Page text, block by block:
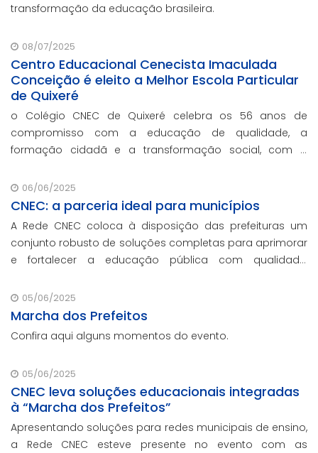
transformação da educação brasileira.
08/07/2025
Centro Educacional Cenecista Imaculada
Conceição é eleito a Melhor Escola Particular
de Quixeré
o Colégio CNEC de Quixeré celebra os 56 anos de
compromisso com a educação de qualidade, a
formação cidadã e a transformação social, com o
sendo eleita a melhor escola particular da cidade.
06/06/2025
CNEC: a parceria ideal para municípios
A Rede CNEC coloca à disposição das prefeituras um
conjunto robusto de soluções completas para aprimorar
e fortalecer a educação pública com qualidade,
que não participaram da Marcha dos Prefeito
05/06/2025
Marcha dos Prefeitos
Confira aqui alguns momentos do evento.
05/06/2025
CNEC leva soluções educacionais integradas
à “Marcha dos Prefeitos”
Apresentando soluções para redes municipais de ensino,
a Rede CNEC esteve presente no evento com as